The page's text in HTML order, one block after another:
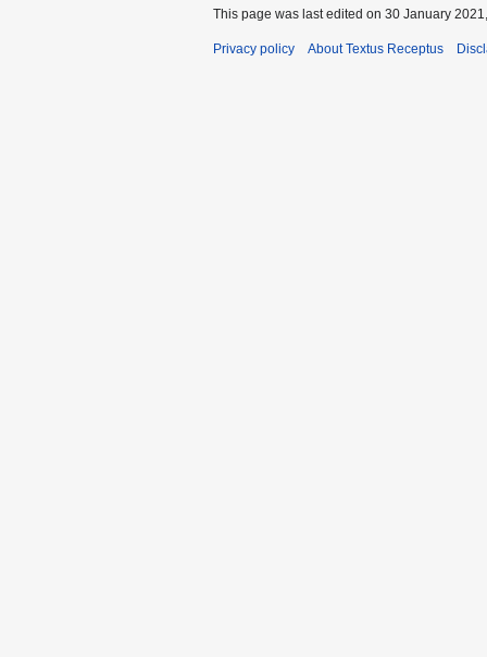
This page was last edited on 30 January
Privacy policy About Textus Receptus